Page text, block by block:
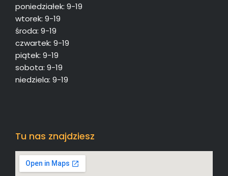
poniedziałek: 9-19
wtorek: 9-19
środa: 9-19
czwartek: 9-19
piątek: 9-19
sobota: 9-19
niedziela: 9-19
Tu nas znajdziesz